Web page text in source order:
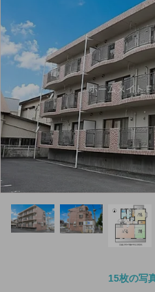
15枚の写